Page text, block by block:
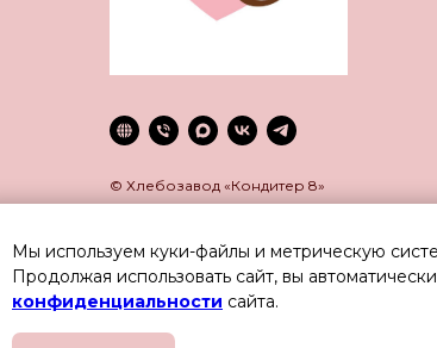
© Хлебозавод «Кондитер 8»
Мы используем куки-файлы и метрическую
Продолжая использовать сайт, вы
конфиденциальности сайта.